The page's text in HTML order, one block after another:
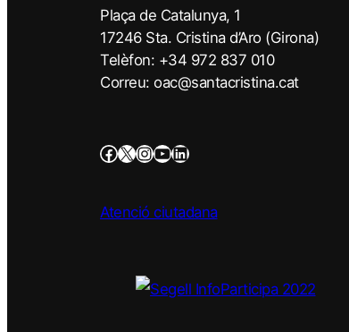
Plaça de Catalunya, 1
17246 Sta. Cristina d’Aro (Girona)
Telèfon: +34 972 837 010
Correu: oac@santacristina.cat
Atenció ciutadana